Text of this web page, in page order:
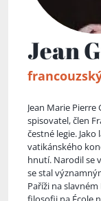
Jean
Jean Marie
spisovatel, člen
čestné legie.
vatikánského
hnutí. Narodil se
se stal
Paříži na